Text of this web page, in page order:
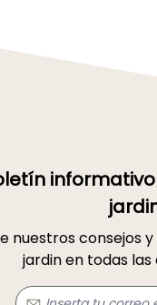
nuestros consejos
jardin en todas